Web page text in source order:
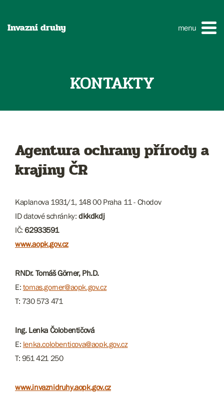
Invazní druhy menu
KONTAKTY
Agentura ochrany přírody a
krajiny ČR
Kaplanova 1931/1, 148 00 Praha 11 - Chodov
ID datové schránky: dkkdkdj
IČ:62933591
www.aopk.gov.cz
RNDr. Tomáš Görner, Ph.D.
E: tomas.gorner@aopk.gov.cz
T: 730 573 471
Ing. Lenka Čolobentičová
E: lenka.colobenticova@aopk.gov.cz
T: 951 421 250
www.invaznidruhy.aopk.gov.cz